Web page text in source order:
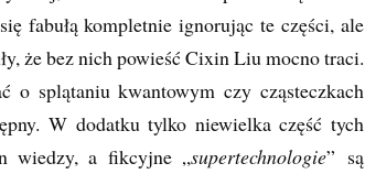
fabułą kompletnie ignorując te części, ale
że bez nich powieść Cixin Liu mocno traci.
o splątaniu kwantowym czy cząsteczkach
W dodatku tylko niewielka część tych
wiedzy, a fikcyjne „supertechnologie” są